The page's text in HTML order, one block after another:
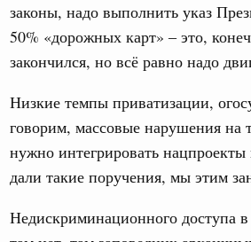
законы, надо выполнить указ
50% «дорожных карт» ‒ это,
закончился, но всё равно надо
Низкие темпы приватизации,
говорим, массовые нарушения на
нужно интегрировать
дали такие поручения, мы этим
Недискриминационного доступа в